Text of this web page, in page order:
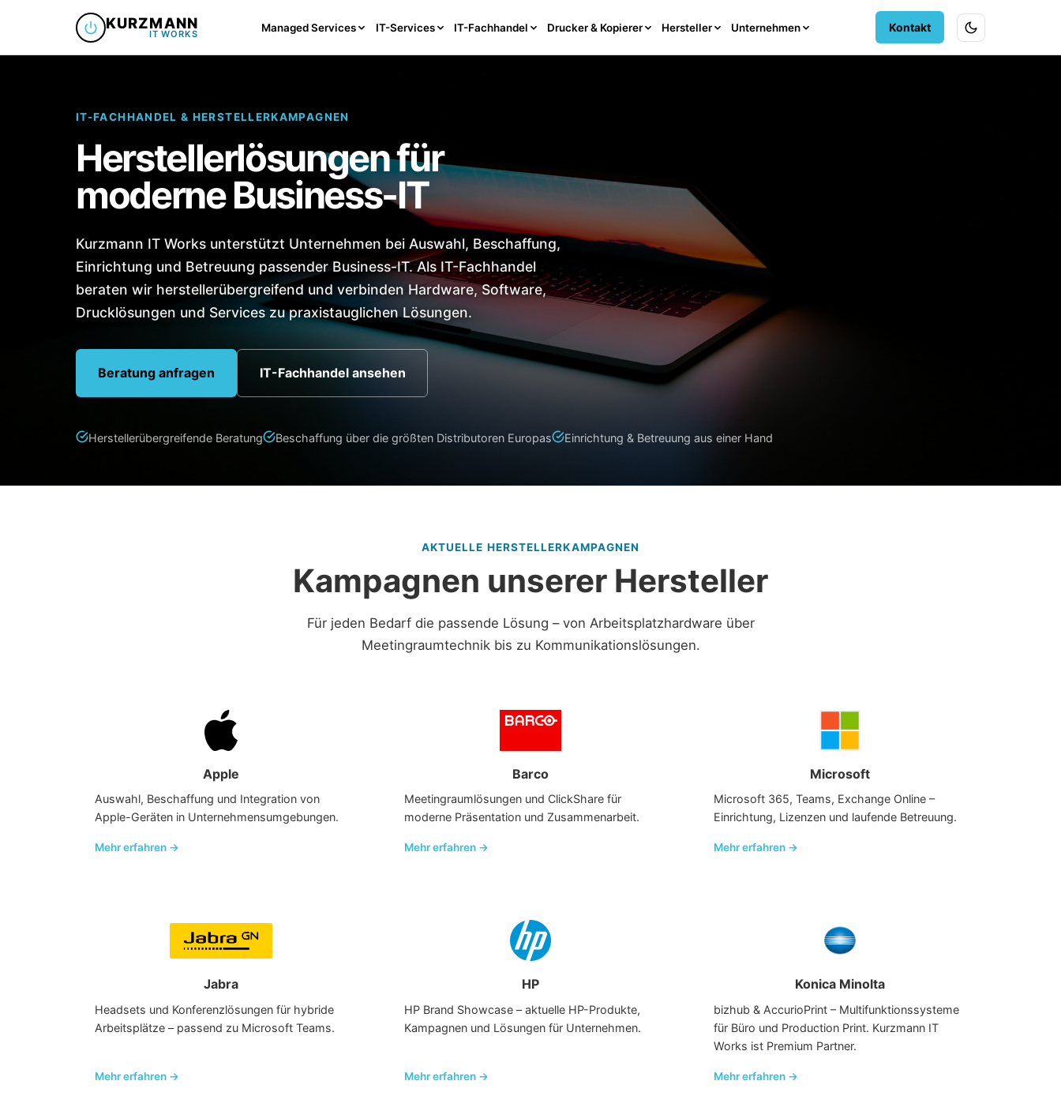
KURZMANN
IT WORKS
Managed Services IT-Services IT-Fachhandel Drucker & Kopierer Hersteller Unternehmen Kontakt
IT-FACHHANDEL & HERSTELLERKAMPAGNEN
Herstellerlösungen für
moderne Business-IT
Kurzmann IT Works unterstützt Unternehmen bei Auswahl, Beschaffung,
Einrichtung und Betreuung passender Business-IT. Als IT-Fachhandel
beraten wir herstellerübergreifend und verbinden Hardware, Software,
Drucklösungen und Services zu praxistauglichen Lösungen.
Beratung anfragen IT-Fachhandel ansehen
Herstellerübergreifende Beratung Beschaffung über die größten Distributoren Europas Einrichtung & Betreuung aus einer Hand
AKTUELLE HERSTELLERKAMPAGNEN
Kampagnen unserer Hersteller
Für jeden Bedarf die passende Lösung – von Arbeitsplatzhardware über
Meetingraumtechnik bis zu Kommunikationslösungen.
Apple
Auswahl, Beschaffung und Integration von
Apple-Geräten in Unternehmensumgebungen.
Mehr erfahren →
Barco
Meetingraumlösungen und ClickShare für
moderne Präsentation und Zusammenarbeit.
Mehr erfahren →
Microsoft
Microsoft 365, Teams, Exchange Online –
Einrichtung, Lizenzen und laufende Betreuung.
Mehr erfahren →
Jabra
Headsets und Konferenzlösungen für hybride
Arbeitsplätze – passend zu Microsoft Teams.
Mehr erfahren →
HP
HP Brand Showcase – aktuelle HP-Produkte,
Kampagnen und Lösungen für Unternehmen.
Mehr erfahren →
Konica Minolta
bizhub & AccurioPrint – Multifunktionssysteme
für Büro und Production Print. Kurzmann IT
Works ist Premium Partner.
Mehr erfahren →